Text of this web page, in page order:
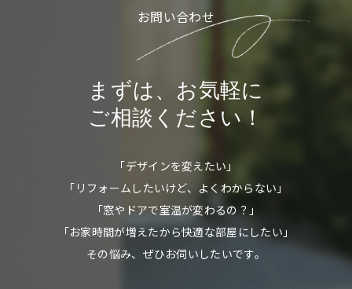
お問い合わせ
まずは、お気軽に
ご相談ください！
「デザインを変えたい」
「リフォームしたいけど、よくわからない」
「窓やドアで室温が変わるの？」
「お家時間が増えたから快適な部屋にしたい」
その悩み、ぜひお伺いしたいです。